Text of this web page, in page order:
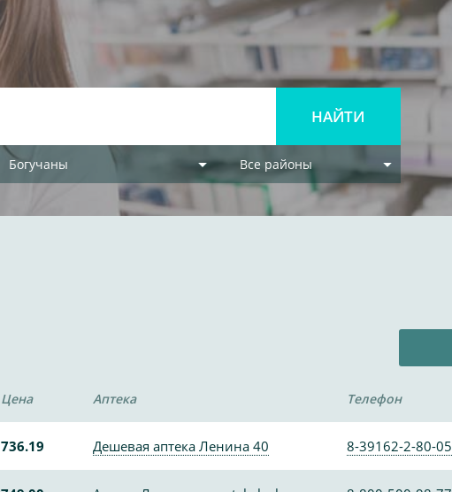
Богучаны Все районы
Цена Аптека Телефон
736.19 Дешевая аптека Ленина 40 8-39162-2-80-05